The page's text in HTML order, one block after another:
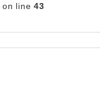
on line43